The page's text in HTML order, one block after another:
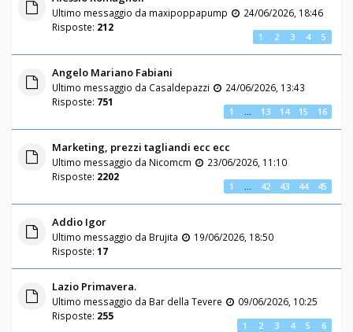
Ultimo messaggio da maxipoppapump
24/06/2026, 18:46
Risposte: 212
1 2 3 4 5
Angelo Mariano Fabiani
Ultimo messaggio da Casaldepazzi
24/06/2026, 13:43
Risposte: 751
1 … 13 14 15 16
Marketing, prezzi tagliandi ecc ecc
Ultimo messaggio da Nicomcm
23/06/2026, 11:10
Risposte: 2202
1 … 42 43 44 45
Addio Igor
Ultimo messaggio da Brujita
19/06/2026, 18:50
Risposte: 17
Lazio Primavera.
Ultimo messaggio da Bar della Tevere
09/06/2026, 10:25
Risposte: 255
1 2 3 4 5 6